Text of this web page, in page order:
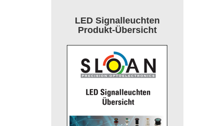
LED Signalleuchten
Produkt-Übersicht